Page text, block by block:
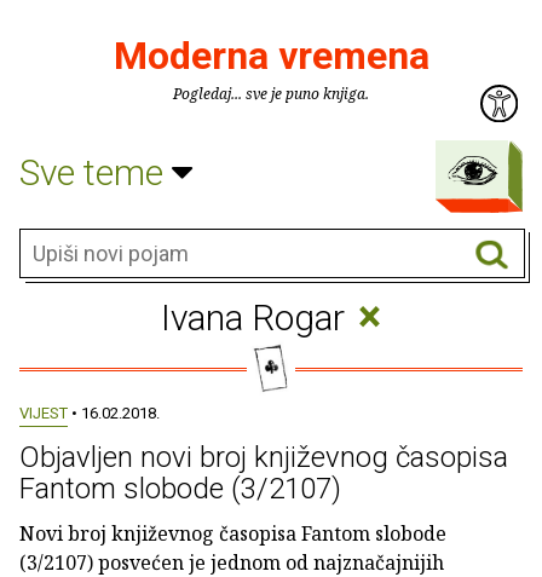
Moderna vremena
Pogledaj... sve je puno knjiga.
Sve teme
Ivana Rogar ×
VIJEST • 16.02.2018.
Objavljen novi broj književnog časopisa
Fantom slobode (3/2107)
Novi broj književnog časopisa Fantom slobode
(3/2107) posvećen je jednom od najznačajnijih